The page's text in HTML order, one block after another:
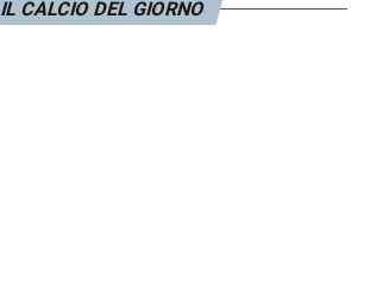
IL CALCIO DEL GIORNO